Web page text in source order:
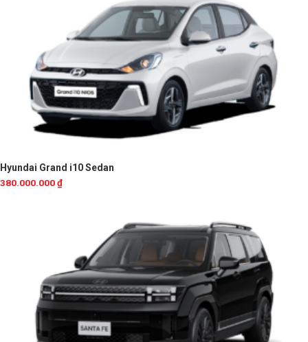
Hyundai Grand i10 Sedan
380.000.000₫